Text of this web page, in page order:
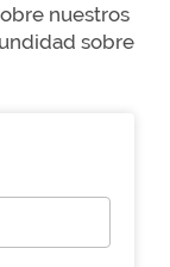
nuestros
sobre